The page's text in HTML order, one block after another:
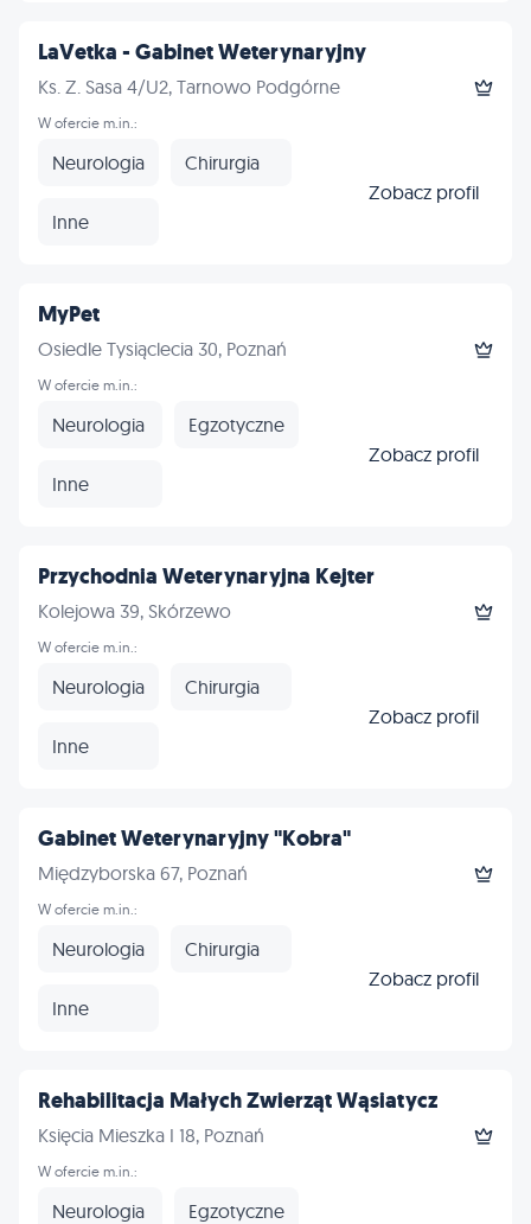
LaVetka - Gabinet Weterynaryjny
Ks. Z. Sasa 4/U2, Tarnowo Podgórne
W ofercie m.in.:
Neurologia Chirurgia
Inne
Zobacz profil
MyPet
Osiedle Tysiąclecia 30, Poznań
W ofercie m.in.:
Neurologia Egzotyczne
Inne
Zobacz profil
Przychodnia Weterynaryjna Kejter
Kolejowa 39, Skórzewo
W ofercie m.in.:
Neurologia Chirurgia
Inne
Zobacz profil
Gabinet Weterynaryjny "Kobra"
Międzyborska 67, Poznań
W ofercie m.in.:
Neurologia Chirurgia
Inne
Zobacz profil
Rehabilitacja Małych Zwierząt Wąsiatycz
Księcia Mieszka I 18, Poznań
W ofercie m.in.:
Neurologia Egzotyczne